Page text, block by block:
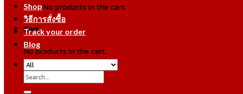
No products in the cart.
Cart
No products in the cart.
Shop
วิธีการสั่งซื้อ
Track your order
Blog
Search
for: